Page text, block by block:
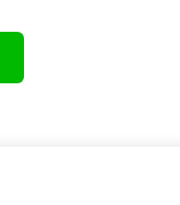
社會時事，為在泰華人讀